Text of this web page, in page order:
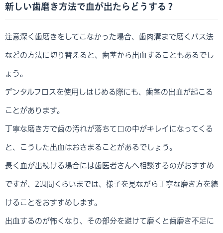
新しい歯磨き方法で血が出たらどうする？
注意深く歯磨きをしてこなかった場合、歯肉溝まで磨くバス法
などの方法に切り替えると、歯茎から出血することもあるでし
ょう。
デンタルフロスを使用しはじめる際にも、歯茎の出血が起こる
ことがあります。
丁寧な磨き方で歯の汚れが落ちて口の中がキレイになってくる
と、こうした出血はおさまることがあるでしょう。
長く血が出続ける場合には歯医者さんへ相談するのがおすすめ
ですが、2週間くらいまでは、様子を見ながら丁寧な磨き方を続
けることをおすすめします。
出血するのが怖くなり、その部分を避けて磨くと歯磨き不足に